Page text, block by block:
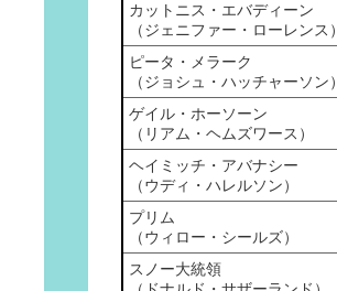
カットニス・エバディーン
（ジェニファー・ローレンス）
ピータ・メラーク
（ジョシュ・ハッチャーソン）
ゲイル・ホーソーン
（リアム・ヘムズワース）
ヘイミッチ・アバナシー
（ウディ・ハレルソン）
プリム
（ウィロー・シールズ）
スノー大統領